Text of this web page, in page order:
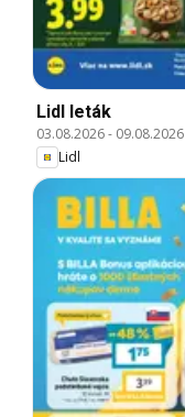
Lidl leták
03.08.2026- 09.08.2026
Lidl